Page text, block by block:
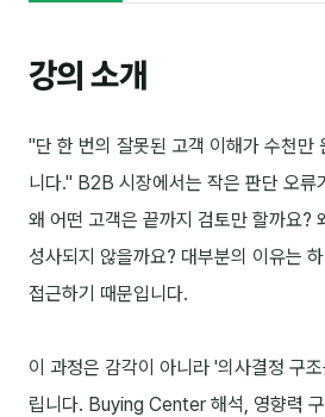
강의 소개
"단 한 번의 잘못된 고객 이해가 수천만
니다." B2B 시장에서는 작은 판단 오류
왜 어떤 고객은 끝까지 검토만 할까요?
성사되지 않을까요? 대부분의 이유는
접근하기 때문입니다.
이 과정은 감각이 아니라 '의사결정 구
립니다. Buying Center 해석, 영향력